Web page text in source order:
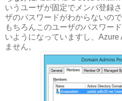
いうユーザが固定でメンバ登録
ザのパスワードがわからないの
もちろんこのユーザのパスワー
いようになっていますし、
ません。